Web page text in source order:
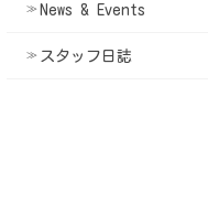
News & Events
スタッフ日誌